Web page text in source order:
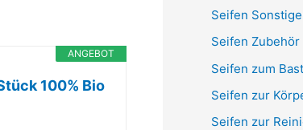
ANGEBOT
100% Bio
Seifen
Seifen Zubehör
Seifen zum
Seifen zur
Seifen zur